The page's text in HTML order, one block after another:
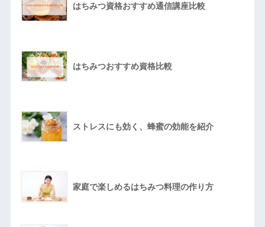
はちみつ資格おすすめ通信講座比較
はちみつおすすめ資格比較
ストレスにも効く、蜂蜜の効能を紹介
家庭で楽しめるはちみつ料理の作り方